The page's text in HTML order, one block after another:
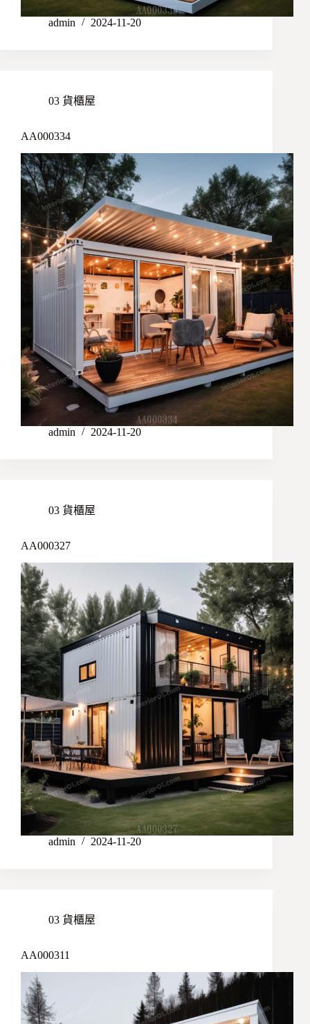
admin 2024-11-20
03 貨櫃屋
AA000334
admin 2024-11-20
03 貨櫃屋
AA000327
admin 2024-11-20
03 貨櫃屋
AA000311